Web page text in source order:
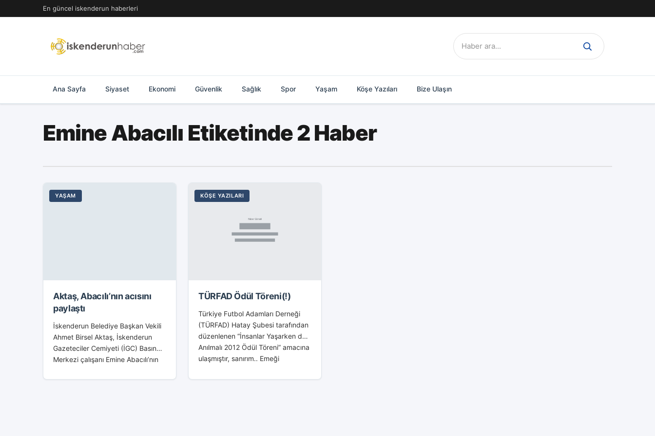
geç
En güncel iskenderun haberleri
Ara:
Ana Sayfa Siyaset Ekonomi Güvenlik Sağlık Spor Yaşam Köşe Yazıları Bize Ulaşın
Emine Abacılı Etiketinde 2 Haber
YAŞAM
Aktaş, Abacılı’nın acısını
paylaştı
İskenderun Belediye Başkan Vekili
Ahmet Birsel Aktaş, İskenderun
Gazeteciler Cemiyeti (İGC) Basın
Merkezi çalışanı Emine Abacılı’nın
Abacılı’yı kaybeden İGC Basın
KÖŞE YAZILARI
TÜRFAD Ödül Töreni(!)
Türkiye Futbol Adamları Derneği
(TÜRFAD) Hatay Şubesi tarafından
düzenlenen “İnsanlar Yaşarken de
Anılmalı 2012 Ödül Töreni” amacına
ulaşmıştır, sanırım.. Emeği
TÜRFAD’ın başarılı insanları